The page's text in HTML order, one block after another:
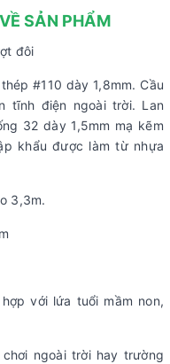
SẢN PHẨM
đôi
#110 dày 1,8mm. Cầu
tĩnh điện ngoài trời. Lan
32 dày 1,5mm mạ kẽm
khẩu được làm từ nhựa
3,3m.
với lứa tuổi mầm non,
ngoài trời hay trường